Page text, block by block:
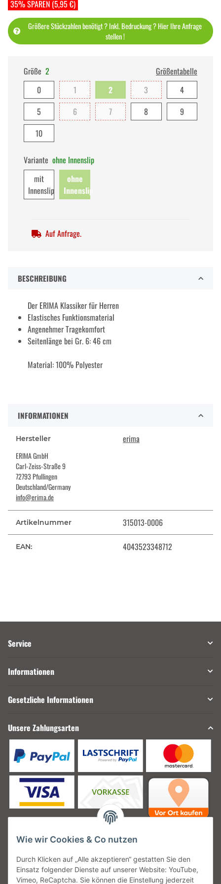
35% SPAREN (5,95 €)
Größere Stückzahlen benötigt ? Inkl. Bedruckung ? Hier Ihre Anfrage
stellen !
Größe 2
Größentabelle
0
1 2 3
4
5
6 7 8
9
10
Variante ohne Innenslip
mit
Innenslip
ohne
Innenslip
Auf Anfrage.
BESCHREIBUNG
Der ERIMA Klassiker für Herren
Elastisches Funktionsmaterial
Angenehmer Tragekomfort
Seitenlänge bei Gr. 6: 46 cm
Material: 100% Polyester
INFORMATIONEN
Hersteller erima
ERIMA GmbH
Carl-Zeiss-Straße 9
72793 Pfullingen
Deutschland/Germany
info@erima.de
Artikelnummer 315013-0006
EAN: 4043523348712
Service
Informationen
Gesetzliche Informationen
Unsere Zahlungsarten
Unsere Versanddienstleister
Wie wir Cookies & Co nutzen
Durch Klicken auf „Alle akzeptieren“ gestatten Sie den
Einsatz folgender Dienste auf unserer Website: YouTube,
Vimeo, ReCaptcha. Sie können die Einstellung jederzeit